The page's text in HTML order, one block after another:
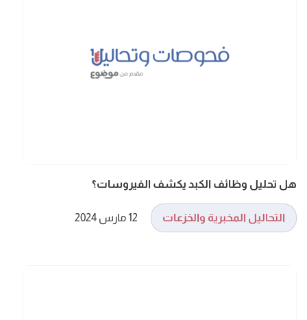
هل تحليل وظائف الكبد يكشف الفيروسات؟
التحاليل المخبرية والخزعات 12 مارس 2024